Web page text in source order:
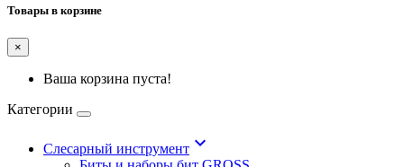
Товары в корзине
×
Ваша корзина пуста!
Категории
Слесарный инструмент keyboard_arrow_down